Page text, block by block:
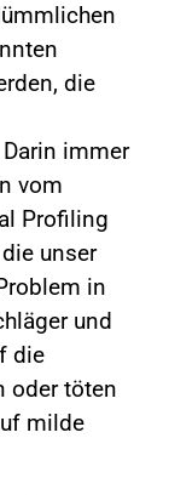
die
immer
vom
Profiling
unser
in
und
die
oder töten
milde